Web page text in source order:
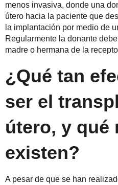
menos invasiva, donde una
útero hacia la paciente que
la implantación por medio de
Regularmente la donante
madre o hermana de la
¿Qué tan
ser el
útero, y qué
existen?
A pesar de que se han